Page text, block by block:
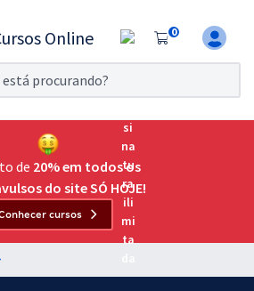
0
11
grátis por 7 dias!
Passar
para o Exame da
para as principais
de 20% em todos os
do site SÓ HOJE!
cursos